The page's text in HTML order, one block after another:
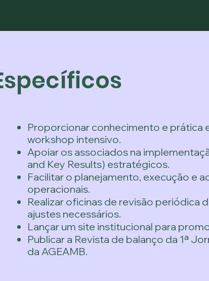
Proporcionar conhecimento e prática
workshop intensivo.
Apoiar os associados na
and Key Results) estratégicos.
Facilitar o planejamento, execução e
operacionais.
Realizar oficinas de revisão periódica
ajustes necessários.
Lançar um site institucional para
Publicar a Revista de balanço da 1ª
da AGEAMB.